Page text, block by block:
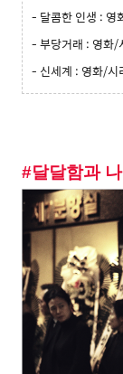
- 달콤한 인생 : 영
- 부당거래 : 영화/
- 신세계 : 영화/시
#달달함과